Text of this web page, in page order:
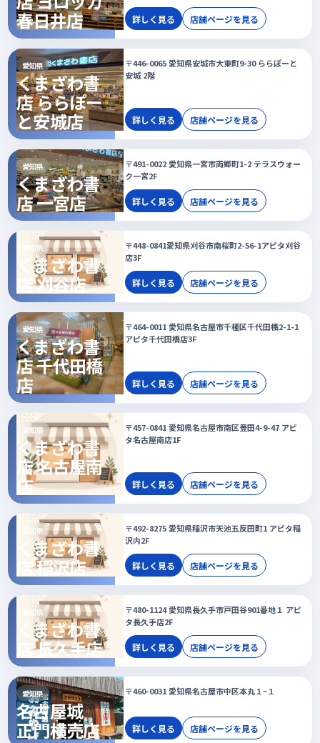
春日井店 詳しく見る 店舗ページを見る
愛知県
くまざわ書
店 ららぽー
と安城店
〒446-0065 愛知県安城市大東町9-30 ららぽーと
安城 2階
詳しく見る 店舗ページを見る
愛知県
くまざわ書
店 一宮店
〒491-0022 愛知県一宮市両郷町1-2 テラスウォー
ク一宮2F
詳しく見る 店舗ページを見る
愛知県
くまざわ書
店 刈谷店
〒448-0841愛知県刈谷市南桜町2-56-1アピタ刈谷
店3F
詳しく見る 店舗ページを見る
愛知県
くまざわ書
店 千代田橋
店
〒464-0011 愛知県名古屋市千種区千代田橋2-1-1
アピタ千代田橋店3F
詳しく見る 店舗ページを見る
愛知県
くまざわ書
店 名古屋南
店
〒457-0841 愛知県名古屋市南区豊田4-9-47 アピ
タ名古屋南店1F
詳しく見る 店舗ページを見る
愛知県
くまざわ書
店 稲沢店
〒492-8275 愛知県稲沢市天池五反田町1 アピタ稲
沢内2F
詳しく見る 店舗ページを見る
愛知県
くまざわ書
店 長久手店
〒480-1124 愛知県長久手市戸田谷901番地１ アピ
タ長久手店2F
詳しく見る 店舗ページを見る
愛知県
名古屋城
正門横売店
〒460-0031 愛知県名古屋市中区本丸１−１
詳しく見る 店舗ページを見る